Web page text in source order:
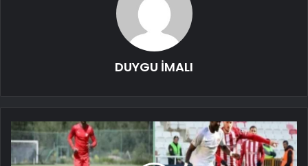
DUYGU İMALI